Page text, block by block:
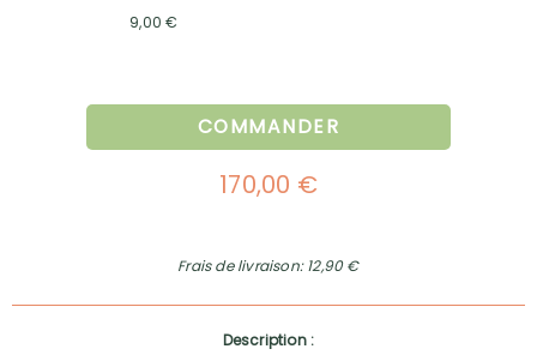
9,00 €
COMMANDER
170,00 €
Frais de livraison: 12,90 €
Description :